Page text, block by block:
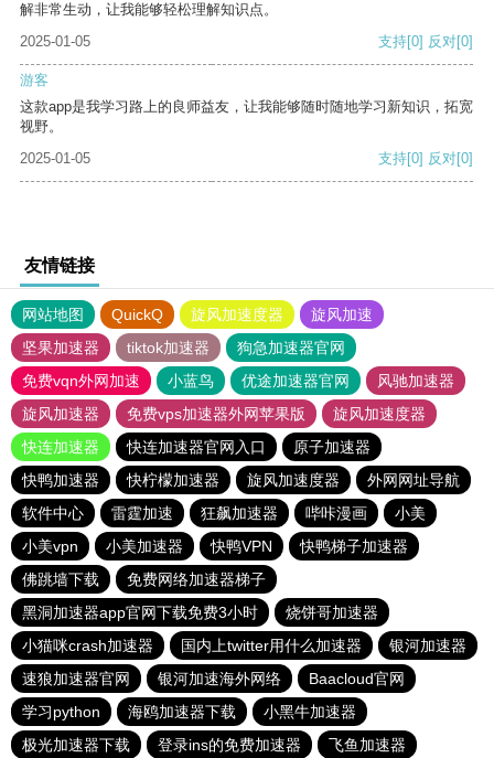
解非常生动，让我能够轻松理解知识点。
2025-01-05
支持[0] 反对[0]
游客
这款app是我学习路上的良师益友，让我能够随时随地学习新知识，拓宽
视野。
2025-01-05
支持[0] 反对[0]
友情链接
网站地图 QuickQ 旋风加速度器
旋风加速
坚果加速器
tiktok加速器
狗急加速器官网
免费vqn外网加速
小蓝鸟 优途加速器官网
风驰加速器
旋风加速器
免费vps加速器外网苹果版
旋风加速度器
快连加速器
快连加速器官网入口
原子加速器
快鸭加速器
快柠檬加速器 旋风加速度器
外网网址导航
软件中心
雷霆加速 狂飙加速器 哔咔漫画
小美
小美vpn
小美加速器 快鸭VPN
快鸭梯子加速器
佛跳墙下载
免费网络加速器梯子
黑洞加速器app官网下载免费3小时
烧饼哥加速器
小猫咪crash加速器
国内上twitter用什么加速器
银河加速器
速狼加速器官网
银河加速海外网络
Baacloud官网
学习python
海鸥加速器下载
小黑牛加速器
极光加速器下载
登录ins的免费加速器 飞鱼加速器